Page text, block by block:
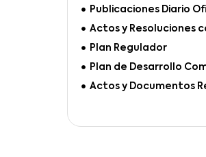
Publicaciones Diario
Actos y Resoluciones
Plan Regulador
Plan de Desarrollo
Actos y Documentos